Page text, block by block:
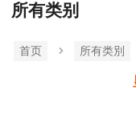
所有类别
首页 所有类別